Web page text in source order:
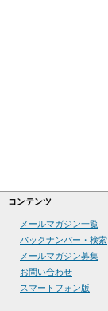
コンテンツ
メールマガジン一覧
バックナンバー・検索
メールマガジン募集
お問い合わせ
スマートフォン版